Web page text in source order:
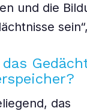
und die
das